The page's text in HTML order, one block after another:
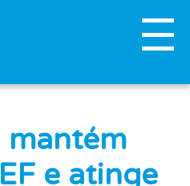
mantém
e atinge